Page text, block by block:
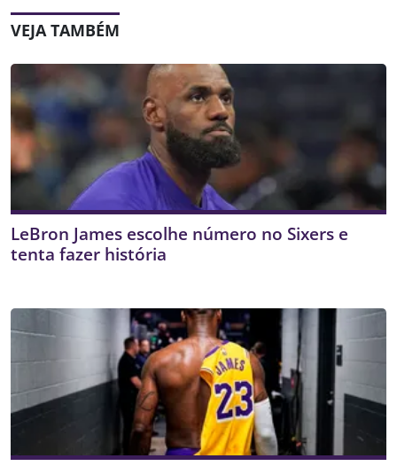
VEJA TAMBÉM
LeBron James escolhe número no Sixers e
tenta fazer história